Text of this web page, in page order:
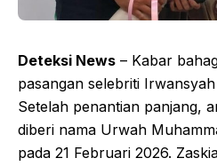
Deteksi News – Kabar
pasangan selebriti
Setelah penantian panjang,
diberi nama Urwah
pada 21 Februari 2026.